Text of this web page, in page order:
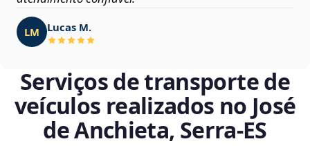
LM Lucas M.
Serviços de transporte de
veículos realizados no José
de Anchieta, Serra‑ES